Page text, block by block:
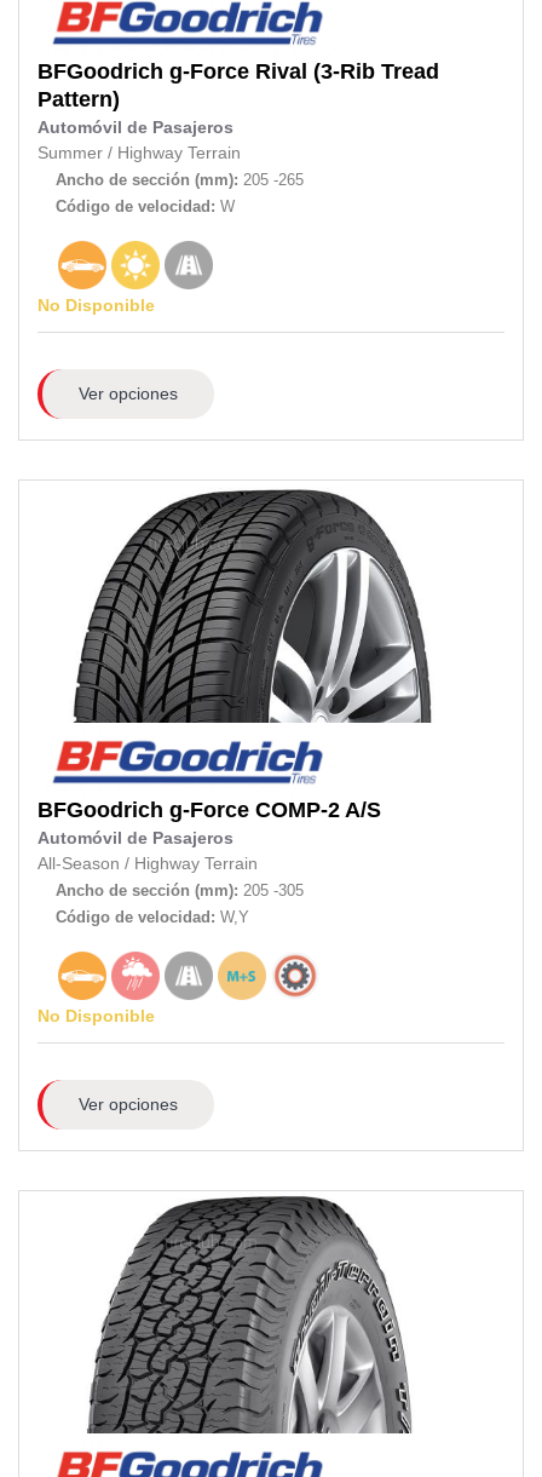
BFGoodrich g-Force Rival (3-Rib Tread
Pattern)
Automóvil de Pasajeros
Summer / Highway Terrain
Ancho de sección (mm): 205 -265
Código de velocidad: W
No Disponible
Ver opciones
BFGoodrich g-Force COMP-2 A/S
Automóvil de Pasajeros
All-Season / Highway Terrain
Ancho de sección (mm): 205 -305
Código de velocidad: W,Y
No Disponible
Ver opciones